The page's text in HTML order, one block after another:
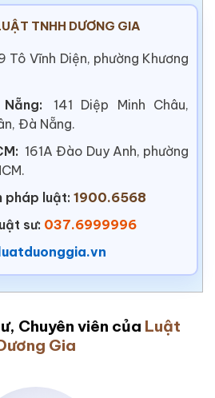
TNHH DƯƠNG GIA
Tô Vĩnh Diện, phường Khương
141 Diệp Minh Châu,
Đà Nẵng.
161A Đào Duy Anh, phường
pháp luật: 1900.6568
sư: 037.6999996
Chuyên viên của Luật
Gia